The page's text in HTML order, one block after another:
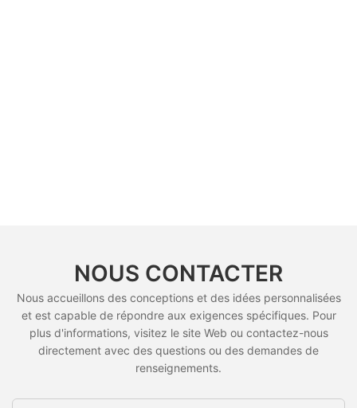
NOUS CONTACTER
Nous accueillons des conceptions et des idées personnalisées
et est capable de répondre aux exigences spécifiques. Pour
plus d'informations, visitez le site Web ou contactez-nous
directement avec des questions ou des demandes de
renseignements.